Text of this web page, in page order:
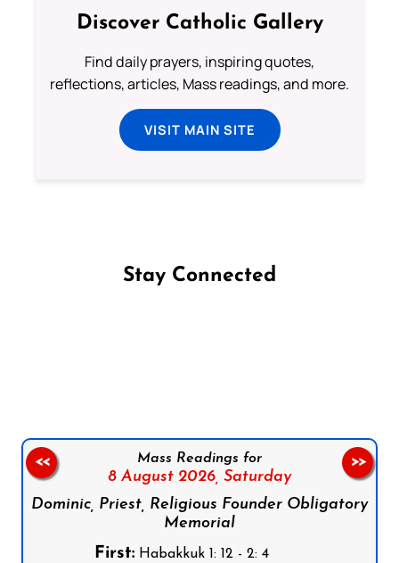
Discover Catholic Gallery
Find daily prayers, inspiring quotes,
reflections, articles, Mass readings, and more.
VISIT MAIN SITE
Stay Connected
Mass Readings for
8 August 2026, Saturday
Dominic, Priest, Religious Founder Obligatory
Memorial
First:Habakkuk 1: 12 - 2: 4
<< >>